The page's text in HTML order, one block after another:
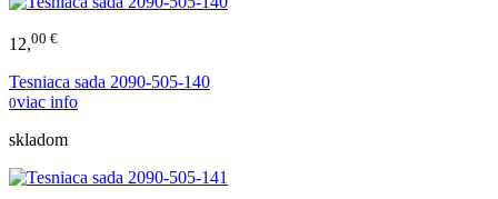
12,00 €
Tesniaca sada 2090-505-140
0viac info
skladom